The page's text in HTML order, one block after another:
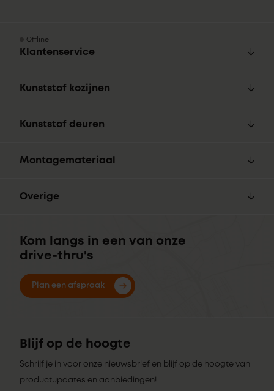
Offline
Klantenservice
Kunststof kozijnen
Kunststof deuren
Montagemateriaal
Overige
Kom langs in een van onze
drive-thru's
Plan een afspraak
Blijf op de hoogte
Schrijf je in voor onze nieuwsbrief en blijf op de hoogte van
productupdates en aanbiedingen!